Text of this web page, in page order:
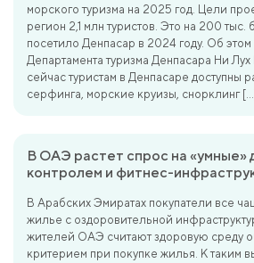
морского туризма на 2025 год. Цели
регион 2,1 млн туристов. Это на 200
посетило Денпасар в 2024 году. Об этом
Департамента туризма Денпасара Ни Лух
сейчас туристам в Денпасаре доступны
серфинга, морские круизы, снорклинг
В ОАЭ растет спрос на «умные»
контролем и фитнес-
В Арабских Эмиратах покупатели все
жилье с оздоровительной
жителей ОАЭ считают здоровую среду
критерием при покупке жилья. К таким